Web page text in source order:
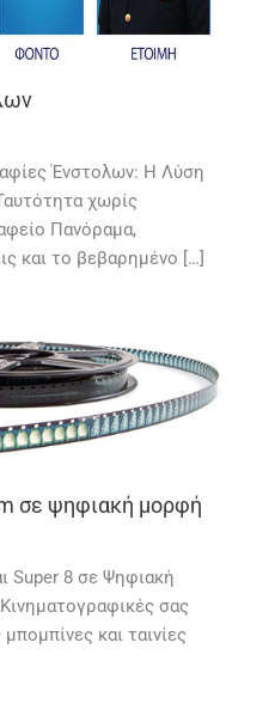
Ένστολων: Η Λύση
χωρίς
Πανόραμα,
και το βεβαρημένο […]
σε ψηφιακή μορφή
Super 8 σε Ψηφιακή
σας
και ταινίες